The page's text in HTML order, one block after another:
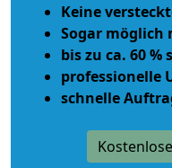
Keine
Sogar möglich
bis zu ca. 60 %
professionelle
schnelle